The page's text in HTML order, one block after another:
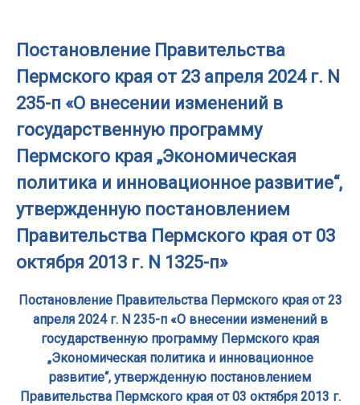
Постановление Правительства
Пермского края от 23 апреля 2024 г. N
235-п «О внесении изменений в
государственную программу
Пермского края „Экономическая
политика и инновационное развитие“,
утвержденную постановлением
Правительства Пермского края от 03
октября 2013 г. N 1325-п»
Постановление Правительства Пермского края от 23
апреля 2024 г. N 235-п «О внесении изменений в
государственную программу Пермского края
„Экономическая политика и инновационное
развитие“, утвержденную постановлением
Правительства Пермского края от 03 октября 2013 г.